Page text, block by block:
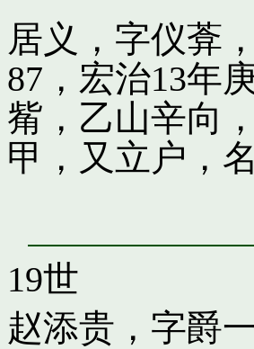
居义，字仪葊
87，宏治13年
觜，乙山辛向
甲，又立户，
19世
赵添贵，字爵